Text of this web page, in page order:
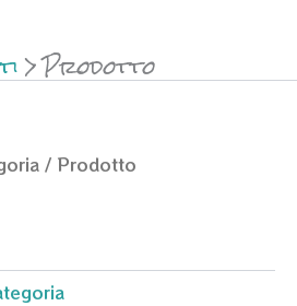
Prodotto
/ Prodotto